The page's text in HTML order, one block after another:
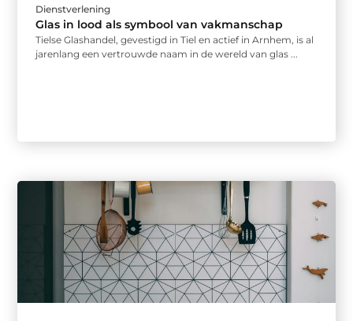
Dienstverlening
Glas in lood als symbool van vakmanschap
Tielse Glashandel, gevestigd in Tiel en actief in Arnhem, is al
jarenlang een vertrouwde naam in de wereld van glas ...